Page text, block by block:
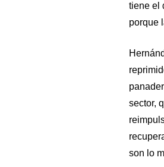
tiene el
porque
sector,
son lo